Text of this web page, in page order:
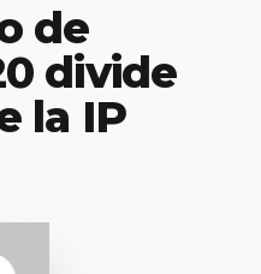
de
divide
la IP